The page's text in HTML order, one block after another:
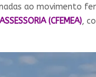
ao movimento
(CFEMEA),